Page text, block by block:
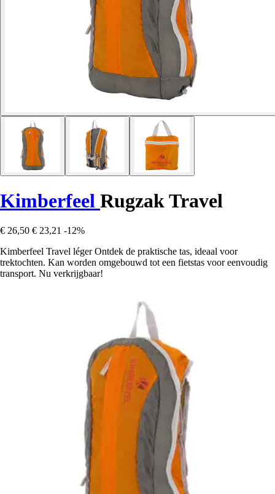
Kimberfeel Rugzak Travel
€ 26,50 € 23,21 -12%
Kimberfeel Travel léger Ontdek de praktische tas, ideaal voor
trektochten. Kan worden omgebouwd tot een fietstas voor eenvoudig
transport. Nu verkrijgbaar!